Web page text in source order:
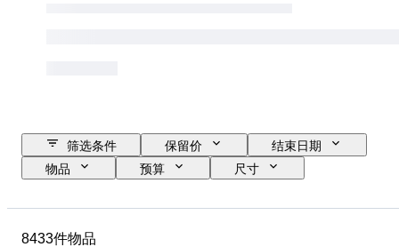
筛选条件 保留价
结束日期
物品
预算
尺寸
签名
8433件物品